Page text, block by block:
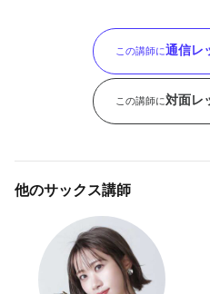
この講師に通信レ
この講師に対面レ
他のサックス講師